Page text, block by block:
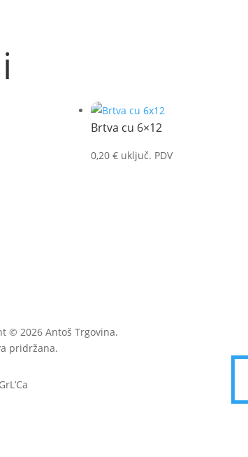
Brtva cu 6×12
0,20€ uključ. PDV
© 2026 Antoš Trgovina.
pridržana.